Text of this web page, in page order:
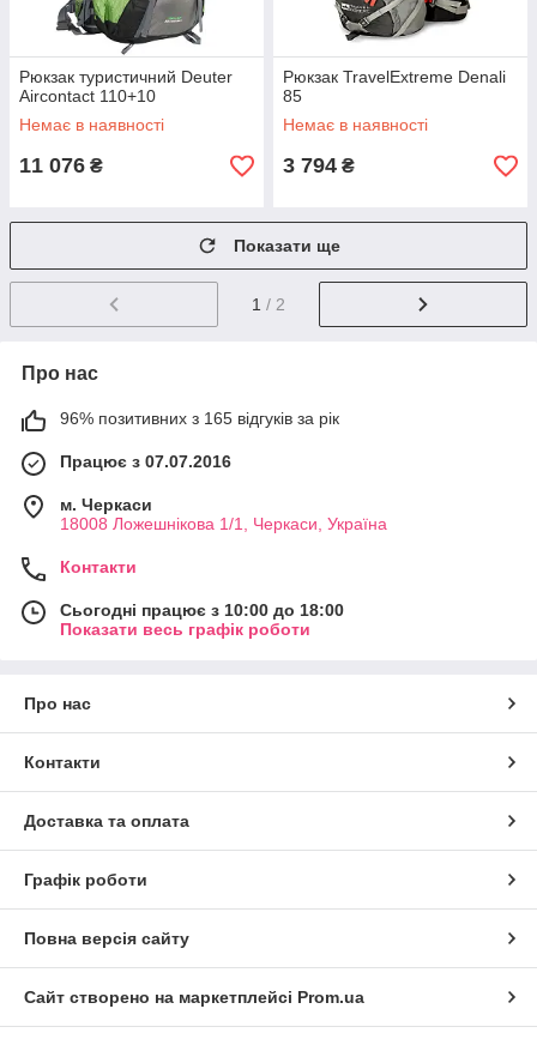
Рюкзак туристичний Deuter
Aircontact 110+10
Немає в наявності
11 076 ₴
Рюкзак TravelExtreme Denali
85
Немає в наявності
3 794 ₴
Показати ще
1 / 2
Про нас
96% позитивних з 165 відгуків за рік
Працює з 07.07.2016
м. Черкаси
18008 Ложешнікова 1/1, Черкаси, Україна
Контакти
Сьогодні працює з 10:00 до 18:00
Показати весь графік роботи
Про нас
Контакти
Доставка та оплата
Графік роботи
Повна версія сайту
Сайт створено на маркетплейсі Prom.ua